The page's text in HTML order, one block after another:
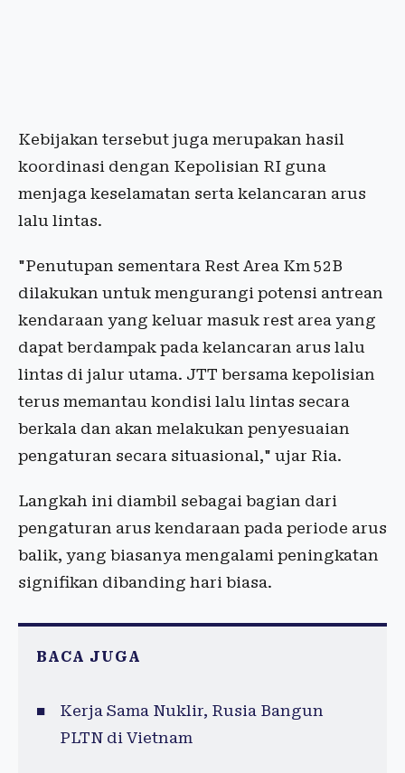
Kebijakan tersebut juga merupakan hasil
koordinasi dengan Kepolisian RI guna
menjaga keselamatan serta kelancaran arus
lalu lintas.
"Penutupan sementara Rest Area Km 52B
dilakukan untuk mengurangi potensi antrean
kendaraan yang keluar masuk rest area yang
dapat berdampak pada kelancaran arus lalu
lintas di jalur utama. JTT bersama kepolisian
terus memantau kondisi lalu lintas secara
berkala dan akan melakukan penyesuaian
pengaturan secara situasional," ujar Ria.
Langkah ini diambil sebagai bagian dari
pengaturan arus kendaraan pada periode arus
balik, yang biasanya mengalami peningkatan
signifikan dibanding hari biasa.
BACA JUGA
Kerja Sama Nuklir, Rusia Bangun
PLTN di Vietnam